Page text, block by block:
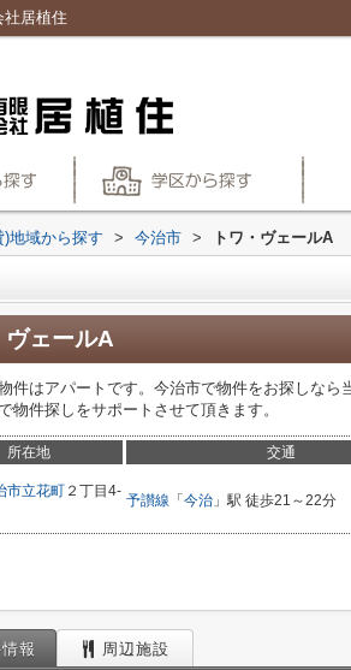
社居植住
)地域から探す > 今治市 > トワ・ヴェールA
ヴェールA
件はアパートです。今治市で物件をお探しな
物件探しをサポートさせて頂きます。
所在地 交通
市立花町 ２丁目4-
予讃線 「 今治 」駅 徒歩21～22分
報 周辺施設